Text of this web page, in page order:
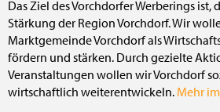
Das Ziel des Vorchdorfer Werberings
Stärkung der Region Vorchdorf. Wir
Marktgemeinde Vorchdorf als
fördern und stärken. Durch gezielte
Veranstaltungen wollen wir Vorchdorf
wirtschaftlich weiterentwickeln. Mehr